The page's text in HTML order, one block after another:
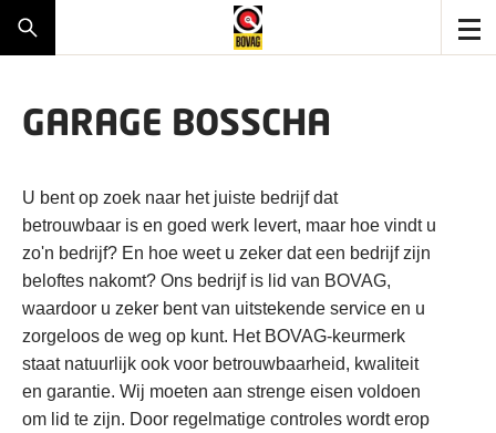
GARAGE BOSSCHA
U bent op zoek naar het juiste bedrijf dat
betrouwbaar is en goed werk levert, maar hoe vindt u
zo'n bedrijf? En hoe weet u zeker dat een bedrijf zijn
beloftes nakomt? Ons bedrijf is lid van BOVAG,
waardoor u zeker bent van uitstekende service en u
zorgeloos de weg op kunt. Het BOVAG-keurmerk
staat natuurlijk ook voor betrouwbaarheid, kwaliteit
en garantie. Wij moeten aan strenge eisen voldoen
om lid te zijn. Door regelmatige controles wordt erop